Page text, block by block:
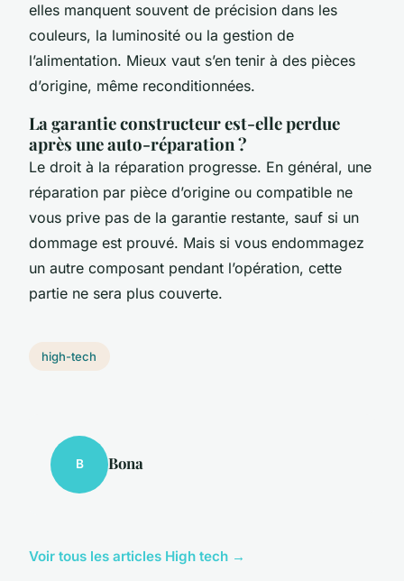
elles manquent souvent de précision dans les
couleurs, la luminosité ou la gestion de
l’alimentation. Mieux vaut s’en tenir à des pièces
d’origine, même reconditionnées.
La garantie constructeur est-elle perdue
après une auto-réparation ?
Le droit à la réparation progresse. En général, une
réparation par pièce d’origine ou compatible ne
vous prive pas de la garantie restante, sauf si un
dommage est prouvé. Mais si vous endommagez
un autre composant pendant l’opération, cette
partie ne sera plus couverte.
high-tech
B Bona
Voir tous les articles High tech →